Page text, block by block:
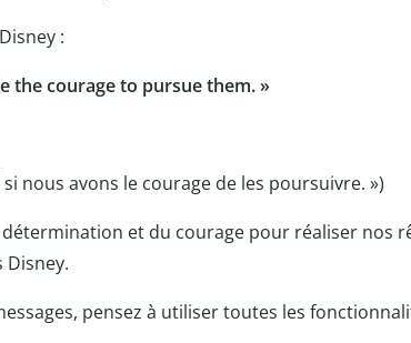
:
the courage to pursue them. »
nous avons le courage de les poursuivre. »)
et du courage pour réaliser nos
pensez à utiliser toutes les